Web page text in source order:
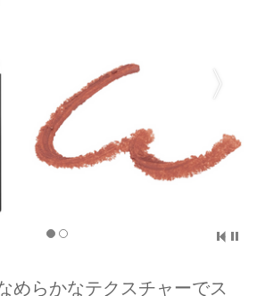
めらかなテクスチャーでス